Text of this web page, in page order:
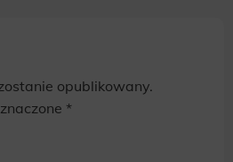
opublikowany.
*